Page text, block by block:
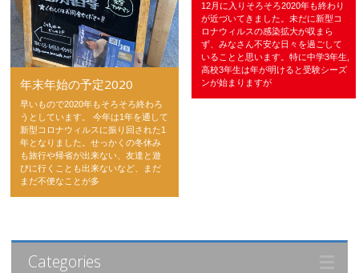
年末年始の予定2020
早いもので2020年もそろそろ終わろ
うとしています。 今年は1年を通して
新型コロナウィルスに振り回された1
年となりました。せっかくの冬休み
も旅行や帰省が出来ない、友達と遊
びに行くことも出来ないなど、まだ
まだ不便なことが多
12月に入りそろそろ2020年も終わり
が近づいてきました。未だに新型コ
ロナウィルスの感染拡大が収まら
ず、みなさん不安な日々を過ごして
いることと思います。特に中学3年生,
高校3年生は年が明けると受験シーズ
ンが始まりますが
Categories